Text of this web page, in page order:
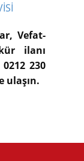
Vefat-
ilanı
230
ulaşın.